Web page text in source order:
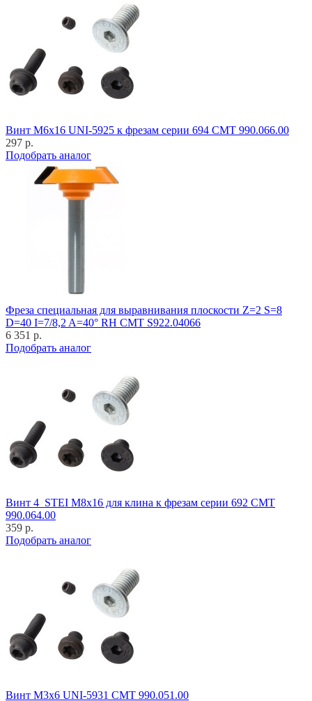
Винт M6x16 UNI-5925 к фрезам серии 694 CMT 990.066.00
297 р.
Подобрать аналог
Фреза специальная для выравнивания плоскости Z=2 S=8
D=40 I=7/8,2 A=40° RH CMT S922.04066
6 351 р.
Подобрать аналог
Винт 4_STEI M8x16 для клина к фрезам серии 692 CMT
990.064.00
359 р.
Подобрать аналог
Винт M3x6 UNI-5931 CMT 990.051.00